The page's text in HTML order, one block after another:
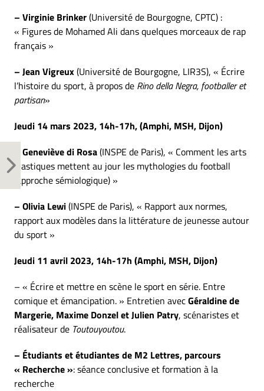
– Virginie Brinker(Université de Bourgogne, CPTC) :
« Figures de Mohamed Ali dans quelques morceaux de rap
français »
– Jean Vigreux(Université de Bourgogne, LIR3S), « Écrire
l’histoire du sport, à propos de Rino della Negra, footballer et
partisan»
Jeudi 14 mars 2023, 14h-17h, (Amphi, MSH, Dijon)
– Geneviève di Rosa(INSPE de Paris), « Comment les arts
plastiques mettent au jour les mythologies du football
(approche sémiologique) »
– Olivia Lewi(INSPE de Paris), « Rapport aux normes,
rapport aux modèles dans la littérature de jeunesse autour
du sport »
Jeudi 11 avril 2023, 14h-17h (Amphi, MSH, Dijon)
– « Écrire et mettre en scène le sport en série. Entre
comique et émancipation. » Entretien avecGéraldine de
Margerie, Maxime Donzel et Julien Patry, scénaristes et
réalisateur de Toutouyoutou.
– Étudiants et étudiantes de M2 Lettres, parcours
« Recherche »: séance conclusive et formation à la
recherche